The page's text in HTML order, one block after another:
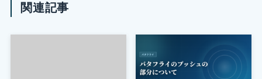
関連記事